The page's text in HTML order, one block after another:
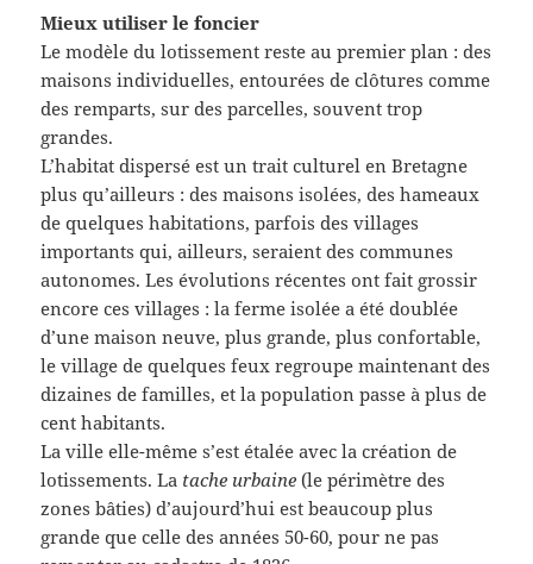
Mieux utiliser le foncier
Le modèle du lotissement reste au premier plan : des
maisons individuelles, entourées de clôtures comme
des remparts, sur des parcelles, souvent trop
grandes.
L’habitat dispersé est un trait culturel en Bretagne
plus qu’ailleurs : des maisons isolées, des hameaux
de quelques habitations, parfois des villages
importants qui, ailleurs, seraient des communes
autonomes. Les évolutions récentes ont fait grossir
encore ces villages : la ferme isolée a été doublée
d’une maison neuve, plus grande, plus confortable,
le village de quelques feux regroupe maintenant des
dizaines de familles, et la population passe à plus de
cent habitants.
La ville elle-même s’est étalée avec la création de
lotissements. La tache urbaine (le périmètre des
zones bâties) d’aujourd’hui est beaucoup plus
grande que celle des années 50-60, pour ne pas